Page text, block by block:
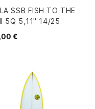
SSB FISH TO THE
5Q 5,11" 14/25
€